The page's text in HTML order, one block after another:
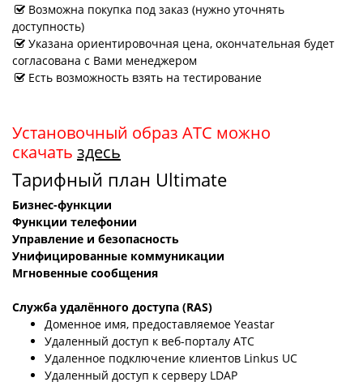
Возможна покупка под заказ (нужно уточнять
доступность)
Указана ориентировочная цена, окончательная будет
согласована с Вами менеджером
Есть возможность взять на тестирование
Установочный образ АТС можно
скачать здесь
Тарифный план Ultimate
Бизнес-функции
Функции телефонии
Управление и безопасность
Унифицированные коммуникации
Мгновенные сообщения
Служба удалённого доступа (RAS)
Доменное имя, предоставляемое Yeastar
Удаленный доступ к веб-порталу АТС
Удаленное подключение клиентов Linkus UC
Удаленный доступ к серверу LDAP